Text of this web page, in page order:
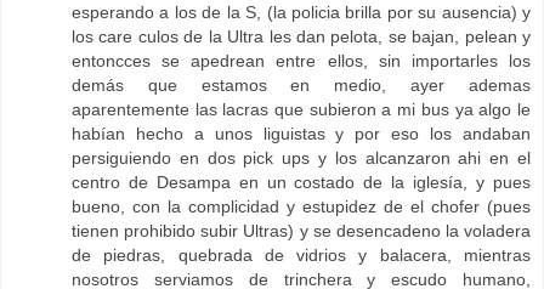
esperando a los de la S, (la policia brilla por su ausencia) y
los care culos de la Ultra les dan pelota, se bajan, pelean y
entoncces se apedrean entre ellos, sin importarles los
demás que estamos en medio, ayer ademas
aparentemente las lacras que subieron a mi bus ya algo le
habían hecho a unos liguistas y por eso los andaban
persiguiendo en dos pick ups y los alcanzaron ahi en el
centro de Desampa en un costado de la iglesía, y pues
bueno, con la complicidad y estupidez de el chofer (pues
tienen prohibido subir Ultras) y se desencadeno la voladera
de piedras, quebrada de vidrios y balacera, mientras
nosotros serviamos de trinchera y escudo humano,